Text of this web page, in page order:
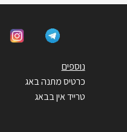
נוספים
כרטיס מתנה באג
טרייד אין בבאג